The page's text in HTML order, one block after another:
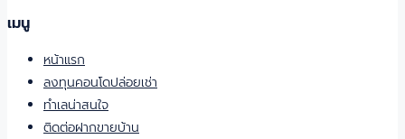
เมนู
หน้าแรก
ลงทุนคอนโดปล่อยเช่า
ทำเลน่าสนใจ
ติดต่อฝากขายบ้าน